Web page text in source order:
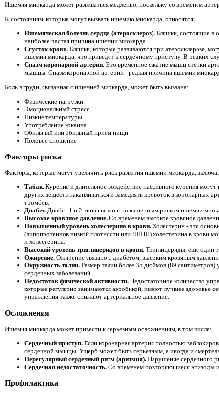
Ишемия миокарда может развиваться медленно, поскольку со временем
К состояниям, которые могут вызвать ишемию миокарда, относятся:
Ишемическая болезнь сердца (атеросклероз). Бляшки, состоящие в
наиболее частая причина ишемии миокарда.
Сгусток крови. Бляшки, которые развиваются при атеросклерозе,
ишемии миокарда, что приведет к сердечному приступу. В редких
Спазм коронарной артерии. Это временное сжатие мышц стенки
мышцы. Спазм коронарной артерии - редкая причина ишемии
Боль в груди, связанная с ишемией миокарда, может быть вызвана:
Физические нагрузки
Эмоциональный стресс
Низкие температуры
Употребление кокаина
Обильный или обильный прием пищи
Половое сношение
Факторы риска
Факторы, которые могут увеличить риск развития ишемии миокарда,
Табак. Курение и длительное воздействие пассивного курения
других веществ накапливаться и замедлять кровоток в коронарных
тромбов.
Диабет. Диабет 1 и 2 типа связан с повышенным риском ишемии
Высокое кровяное давление. Со временем высокое кровяное
Повышенный уровень холестерина в крови. Холестерин - это
(липопротеинов низкой плотности или ЛПНП) холестерина в крови
и холестерина.
Высокий уровень триглицеридов в крови. Триглицериды, еще один
Ожирение. Ожирение связано с диабетом, высоким кровяным
Окружность талии. Размер талии более 35 дюймов (89
сердечных заболеваний.
Недостаток физической активности. Недостаточное количество
которые регулярно занимаются аэробикой, имеют лучшее здоровье
упражнения также снижают артериальное давление.
Осложнения
Ишемия миокарда может привести к серьезным осложнениям, в том числе:
Сердечный приступ. Если коронарная артерия полностью
сердечной мышцы. Ущерб может быть серьезным, а иногда и
Нерегулярный сердечный ритм (аритмия). Нарушение сердечного
Сердечная недостаточность. Со временем повторяющиеся эпизоды
Профилактика